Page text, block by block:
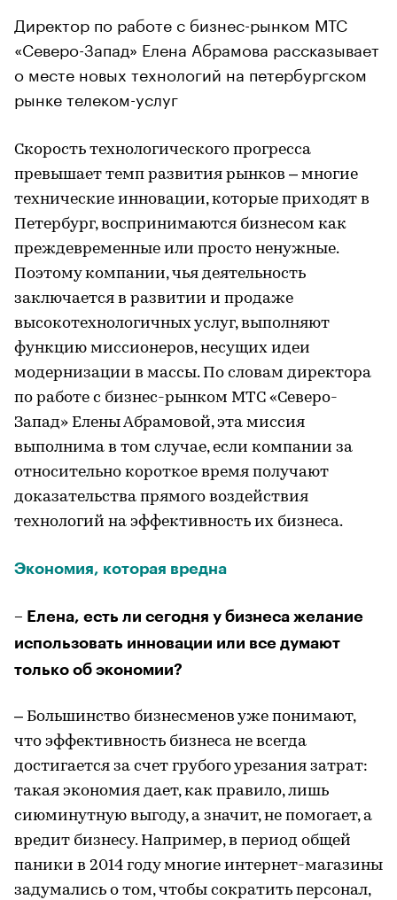
Директор по работе с бизнес-рынком МТС
«Северо-Запад» Елена Абрамова рассказывает
о месте новых технологий на петербургском
рынке телеком-услуг
Скорость технологического прогресса
превышает темп развития рынков – многие
технические инновации, которые приходят в
Петербург, воспринимаются бизнесом как
преждевременные или просто ненужные.
Поэтому компании, чья деятельность
заключается в развитии и продаже
высокотехнологичных услуг, выполняют
функцию миссионеров, несущих идеи
модернизации в массы. По словам директора
по работе с бизнес-рынком МТС «Северо-
Запад» Елены Абрамовой, эта миссия
выполнима в том случае, если компании за
относительно короткое время получают
доказательства прямого воздействия
технологий на эффективность их бизнеса.
Экономия, которая вредна
– Елена, есть ли сегодня у бизнеса желание
использовать инновации или все думают
только об экономии?
– Большинство бизнесменов уже понимают,
что эффективность бизнеса не всегда
достигается за счет грубого урезания затрат:
такая экономия дает, как правило, лишь
сиюминутную выгоду, а значит, не помогает, а
вредит бизнесу. Например, в период общей
паники в 2014 году многие интернет-магазины
задумались о том, чтобы сократить персонал,